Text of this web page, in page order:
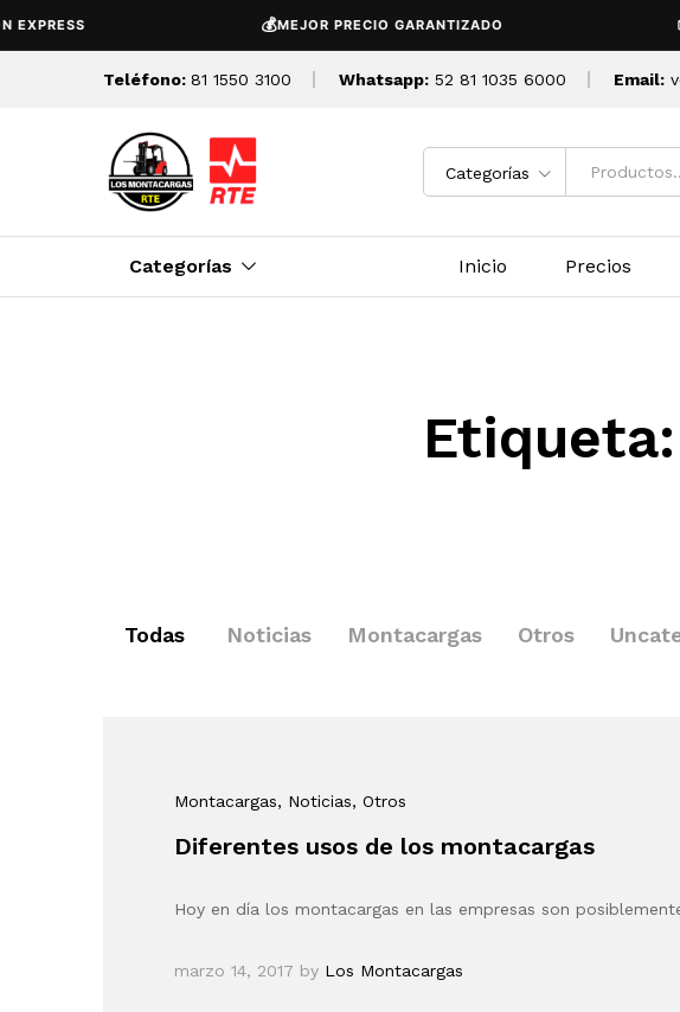
MEJOR PRECIO GARANTIZADO 📦
Teléfono: 81 1550 3100 Whatsapp: 52 81 1035 6000 Email:
Categorías
Categorías Inicio Precios
Etiqueta:
Todas Noticias Montacargas Otros
Montacargas, Noticias, Otros
Diferentes usos de los montacargas
Hoy en día los montacargas en las empresas son
marzo 14, 2017 by Los Montacargas